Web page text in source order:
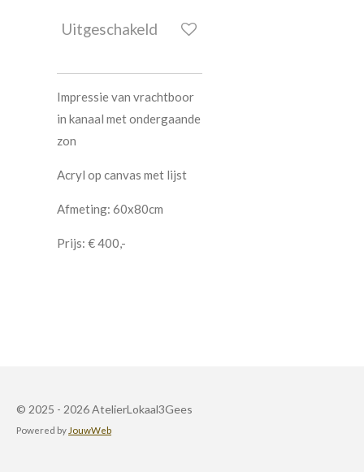
Uitgeschakeld
Impressie van vrachtboor
in kanaal met ondergaande
zon
Acryl op canvas met lijst
Afmeting: 60x80cm
Prijs: € 400,-
© 2025 - 2026 AtelierLokaal3Gees
Powered by JouwWeb